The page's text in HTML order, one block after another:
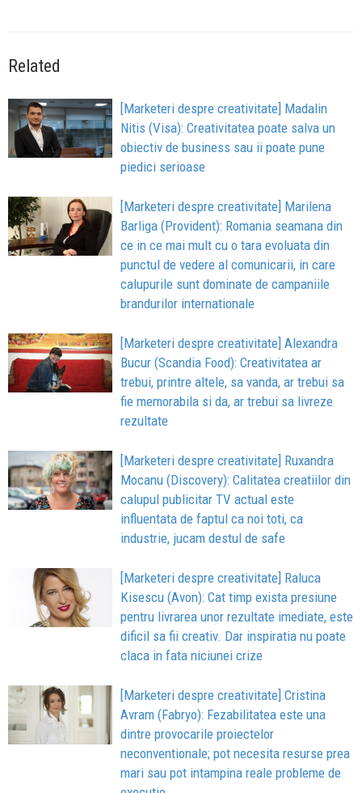
Related
[Marketeri despre creativitate] Madalin
Nitis (Visa): Creativitatea poate salva un
obiectiv de business sau ii poate pune
piedici serioase
[Marketeri despre creativitate] Marilena
Barliga (Provident): Romania seamana din
ce in ce mai mult cu o tara evoluata din
punctul de vedere al comunicarii, in care
calupurile sunt dominate de campaniile
brandurilor internationale
[Marketeri despre creativitate] Alexandra
Bucur (Scandia Food): Creativitatea ar
trebui, printre altele, sa vanda, ar trebui sa
fie memorabila si da, ar trebui sa livreze
rezultate
[Marketeri despre creativitate] Ruxandra
Mocanu (Discovery): Calitatea creatiilor din
calupul publicitar TV actual este
influentata de faptul ca noi toti, ca
industrie, jucam destul de safe
[Marketeri despre creativitate] Raluca
Kisescu (Avon): Cat timp exista presiune
pentru livrarea unor rezultate imediate, este
dificil sa fii creativ. Dar inspiratia nu poate
claca in fata niciunei crize
[Marketeri despre creativitate] Cristina
Avram (Fabryo): Fezabilitatea este una
dintre provocarile proiectelor
neconventionale; pot necesita resurse prea
mari sau pot intampina reale probleme de